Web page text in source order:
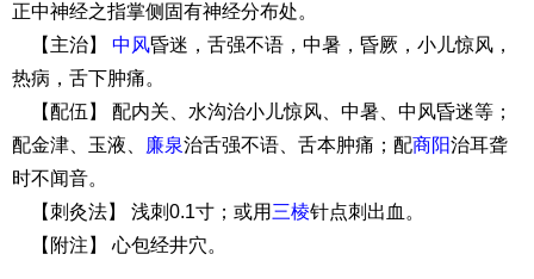
正中神经之指掌侧固有神经分布处。
【主治】 中风昏迷，舌强不语，中暑，昏厥，小儿惊风，
热病，舌下肿痛。
【配伍】 配内关、水沟治小儿惊风、中暑、中风昏迷等；
配金津、玉液、
廉泉治舌强不语、舌本肿痛；配商阳治耳聋
时不闻音。
【刺灸法】 浅刺0.1寸；或用 三棱针点刺出血。
【附注】 心包经井穴。